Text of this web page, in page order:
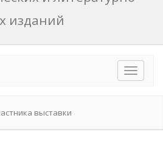
изданий
Toggle
выставки